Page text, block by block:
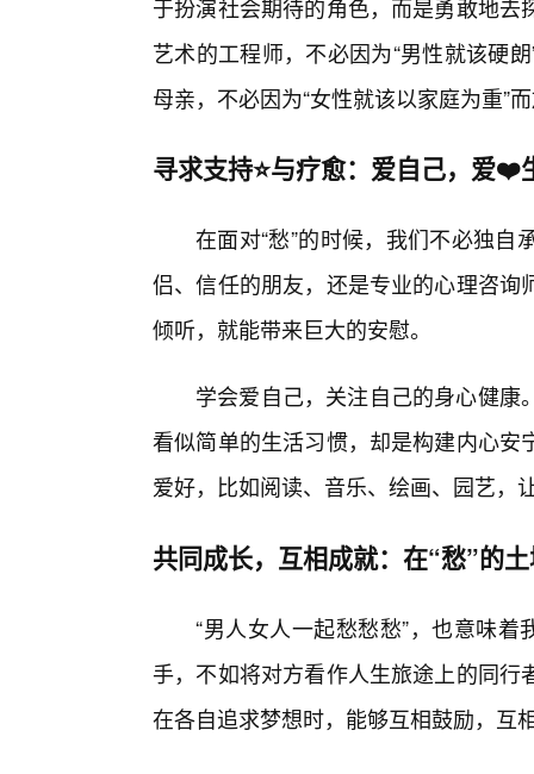
于扮演社会期待的角色，而是勇敢地
艺术的工程师，不必因为“男性就该硬
母亲，不必因为“女性就该以家庭为重”
寻求支持⭐与疗愈：爱自己，爱❤️
在面对“愁”的时候，我们不必独
侣、信任的朋友，还是专业的心理咨
倾听，就能带来巨大的安慰。
学会爱自己，关注自己的身心健
看似简单的生活习惯，却是构建内心
爱好，比如阅读、音乐、绘画、园艺，
共同成长，互相成就：在“愁”的
“男人女人一起愁愁愁”，也意味
手，不如将对方看作人生旅途上的同
在各自追求梦想时，能够互相鼓励，互